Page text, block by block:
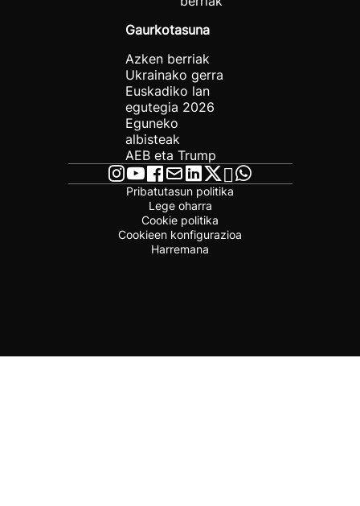
Gaurkotasuna
Azken berriak
Ukrainako gerra
Euskadiko lan
egutegia 2026
Eguneko
albisteak
AEB eta Trump
Pribatutasun politika
Lege oharra
Cookie politika
Cookieen konfigurazioa
Harremana